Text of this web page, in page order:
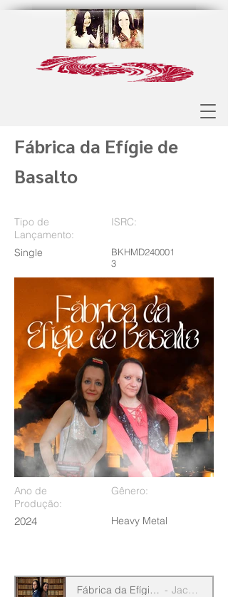
Fábrica da Efígie de
Basalto
Tipo de
Lançamento:
Single
ISRC:
BKHMD240001
3
Ano de
Produção:
2024
Gênero:
Heavy Metal
Fábrica da Efígie de Basalto JackMichel